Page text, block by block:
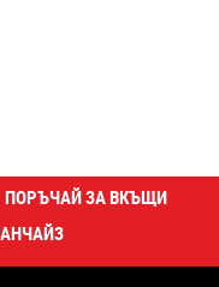
ПОРЪЧАЙ ЗА ВКЪЩИ